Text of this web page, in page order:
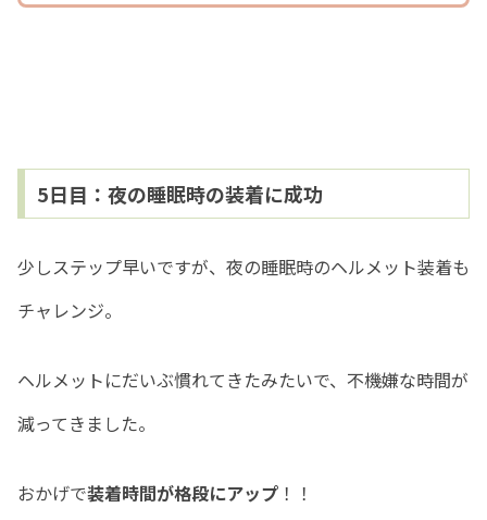
5日目：夜の睡眠時の装着に成功
少しステップ早いですが、夜の睡眠時のヘルメット装着も
チャレンジ。
ヘルメットにだいぶ慣れてきたみたいで、不機嫌な時間が
減ってきました。
おかげで装着時間が格段にアップ ！！